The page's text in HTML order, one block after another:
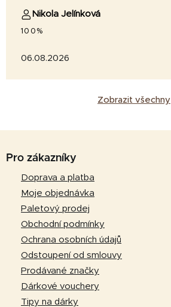
Nikola Jelínková
100%
06.08.2026
Zobrazit všechny
Pro zákazníky
Doprava a platba
Moje objednávka
Paletový prodej
Obchodní podmínky
Ochrana osobních údajů
Odstoupení od smlouvy
Prodávané značky
Dárkové vouchery
Tipy na dárky